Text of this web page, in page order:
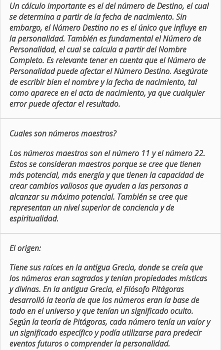
Un cálculo importante es el del número de Destino, el cual
se determina a partir de la fecha de nacimiento. Sin
embargo, el Número Destino no es el único que influye en
la personalidad. También es fundamental el Número de
Personalidad, el cual se calcula a partir del Nombre
Completo. Es relevante tener en cuenta que el Número de
Personalidad puede afectar el Número Destino. Asegúrate
de escribir bien el nombre y la fecha de nacimiento, tal
como aparece en el acta de nacimiento, ya que cualquier
error puede afectar el resultado.
Cuales son números maestros?
Los números maestros son el número 11 y el número 22.
Estos se consideran maestros porque se cree que tienen
más potencial, más energía y que tienen la capacidad de
crear cambios valiosos que ayuden a las personas a
alcanzar su máximo potencial. También se cree que
representan un nivel superior de conciencia y de
espiritualidad.
El origen:
Tiene sus raíces en la antigua Grecia, donde se creía que
los números eran sagrados y tenían propiedades místicas
y divinas. En la antigua Grecia, el filósofo Pitágoras
desarrolló la teoría de que los números eran la base de
todo en el universo y que tenían un significado oculto.
Según la teoría de Pitágoras, cada número tenía un valor y
un significado específico y podía utilizarse para predecir
eventos futuros o comprender la personalidad.